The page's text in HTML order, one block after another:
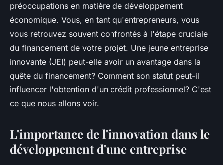
préoccupations en matière de développement
économique. Vous, en tant qu'entrepreneurs, vous
vous retrouvez souvent confrontés à l'étape cruciale
du financement de votre projet. Une jeune entreprise
innovante (JEI) peut-elle avoir un avantage dans la
quête du financement? Comment son statut peut-il
influencer l'obtention d'un crédit professionnel? C'est
ce que nous allons voir.
L'importance de l'innovation dans le
développement d'une entreprise